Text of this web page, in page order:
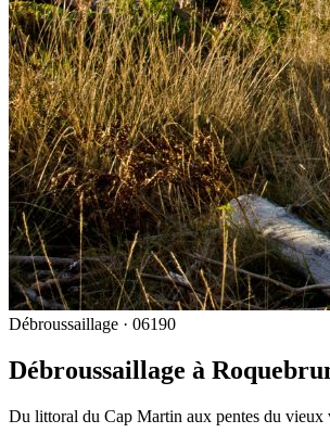
Débroussaillage · 06190
Débroussaillage à
Du littoral du Cap Martin aux pentes du vieux